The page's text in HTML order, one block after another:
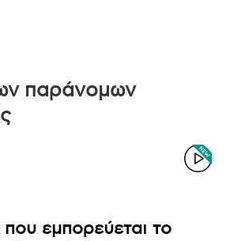
παράνομων
που εμπορεύεται το